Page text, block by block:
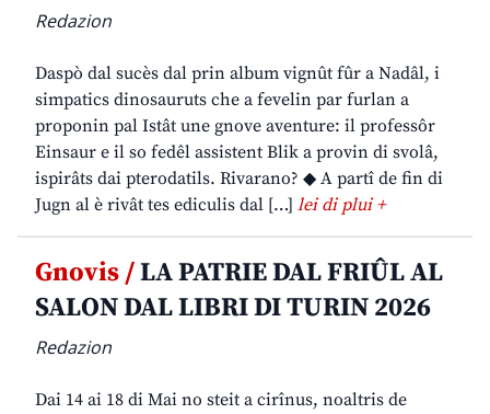
Redazion
Daspò dal sucès dal prin album vignût fûr a Nadâl, i
simpatics dinosauruts che a fevelin par furlan a
proponin pal Istât une gnove aventure: il professôr
Einsaur e il so fedêl assistent Blik a provin di svolâ,
ispirâts dai pterodatils. Rivarano? ◆ A partî de fin di
Jugn al è rivât tes ediculis dal […] lei di plui +
Gnovis /LA PATRIE DAL FRIÛL AL
SALON DAL LIBRI DI TURIN 2026
Redazion
Dai 14 ai 18 di Mai no steit a cirînus, noaltris de